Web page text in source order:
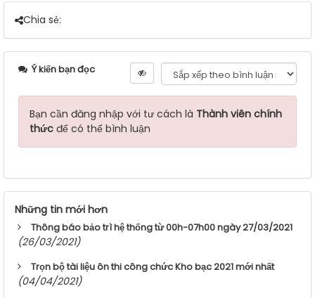
Chia sẻ:
Ý kiến bạn đọc
Bạn cần đăng nhập với tư cách là Thành viên chính
thức để có thể bình luận
Những tin mới hơn
Thông báo bảo trì hệ thống từ 00h-07h00 ngày 27/03/2021
(26/03/2021)
Trọn bộ tài liệu ôn thi công chức Kho bạc 2021 mới nhất
(04/04/2021)